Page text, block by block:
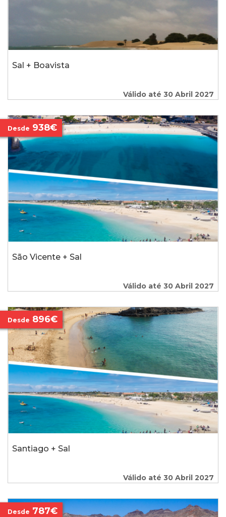
Sal + Boavista
Válido até 30 Abril 2027
São Vicente + Sal
Válido até 30 Abril 2027
Desde 938€
Santiago + Sal
Válido até 30 Abril 2027
Desde 896€
Desde 787€